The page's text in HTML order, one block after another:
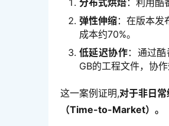
弹性伸缩：在版本发
成本约70%。
低延迟协作：通过
GB的工程文件，协作
这一案例证明,对于非日
（Time-to-Market）。